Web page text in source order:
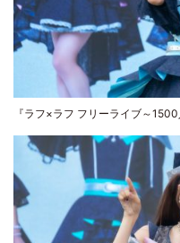
『ラフ×ラフ フリーライブ～